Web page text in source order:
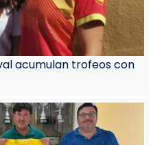
acumulan trofeos con